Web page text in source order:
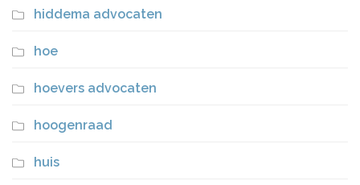
hiddema advocaten
hoe
hoevers advocaten
hoogenraad
huis